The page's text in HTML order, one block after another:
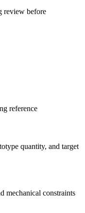
review before
reference
quantity, and target
mechanical constraints